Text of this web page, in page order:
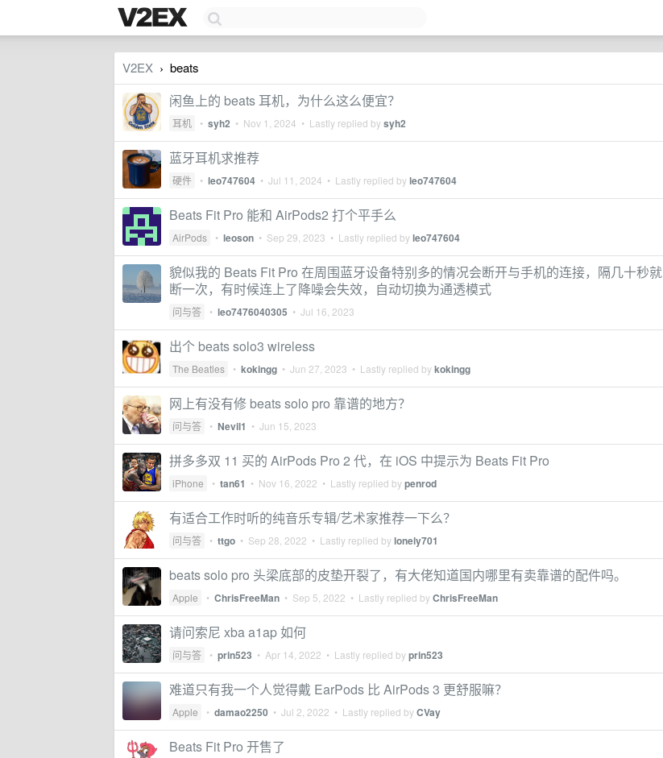
V2EX › beats
闲鱼上的 beats 耳机，为什么这么便宜？
耳机 • syh2 • Nov 1, 2024 • Lastly replied bysyh2
蓝牙耳机求推荐
硬件 • leo747604 • Jul 11, 2024 • Lastly replied byleo747604
Beats Fit Pro 能和 AirPods2 打个平手么
AirPods • leoson • Sep 29, 2023 • Lastly replied byleo747604
貌似我的 Beats Fit Pro 在周围蓝牙设备特别多的情况会断开与手机的连接，隔几十秒就
断一次，有时候连上了降噪会失效，自动切换为通透模式
问与答 • leo7476040305 • Jul 16, 2023
出个 beats solo3 wireless
The Beatles • kokingg • Jun 27, 2023 • Lastly replied bykokingg
网上有没有修 beats solo pro 靠谱的地方？
问与答 • Nevil1 • Jun 15, 2023
拼多多双 11 买的 AirPods Pro 2 代，在 iOS 中提示为 Beats Fit Pro
iPhone • tan61 • Nov 16, 2022 • Lastly replied bypenrod
有适合工作时听的纯音乐专辑/艺术家推荐一下么？
问与答 • ttgo • Sep 28, 2022 • Lastly replied bylonely701
beats solo pro 头梁底部的皮垫开裂了，有大佬知道国内哪里有卖靠谱的配件吗。
Apple • ChrisFreeMan • Sep 5, 2022 • Lastly replied byChrisFreeMan
请问索尼 xba a1ap 如何
问与答 • prin523 • Apr 14, 2022 • Lastly replied byprin523
难道只有我一个人觉得戴 EarPods 比 AirPods 3 更舒服嘛？
Apple • damao2250 • Jul 2, 2022 • Lastly replied byCVay
Beats Fit Pro 开售了